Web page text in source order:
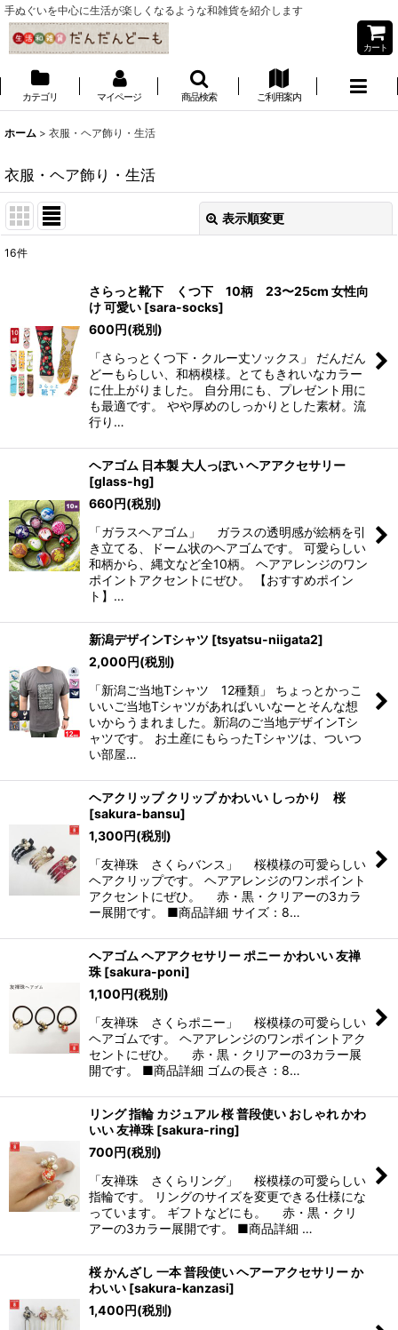
手ぬぐいを中心に生活が楽しくなるような和雑貨を紹介します
カート
カテゴリ マイページ 商品検索 ご利用案内
ホーム > 衣服・ヘア飾り・生活
衣服・ヘア飾り・生活
表示順変更
絞り込む
16件
さらっと靴下 くつ下 10柄 23〜25cm 女性向
け 可愛い [sara-socks]
600円(税別)
「さらっとくつ下・クルー丈ソックス」 だんだん
どーもらしい、和柄模様。とてもきれいなカラー
に仕上がりました。 自分用にも、プレゼント用に
も最適です。 やや厚めのしっかりとした素材。流
行り…
ヘアゴム 日本製 大人っぽい ヘアアクセサリー
[glass-hg]
660円(税別)
「ガラスヘアゴム」 ガラスの透明感が絵柄を引
き立てる、ドーム状のヘアゴムです。 可愛らしい
和柄から、縄文など全10柄。 ヘアアレンジのワン
ポイントアクセントにぜひ。 【おすすめポイン
ト】…
新潟デザインTシャツ [tsyatsu-niigata2]
2,000円(税別)
「新潟ご当地Tシャツ 12種類」 ちょっとかっこ
いいご当地Tシャツがあればいいなーとそんな想
いからうまれました。新潟のご当地デザインTシ
ャツです。 お土産にもらったTシャツは、ついつ
い部屋…
ヘアクリップ クリップ かわいい しっかり 桜
[sakura-bansu]
1,300円(税別)
「友禅珠 さくらバンス」 桜模様の可愛らしい
ヘアクリップです。 ヘアアレンジのワンポイント
アクセントにぜひ。 赤・黒・クリアーの3カラ
ー展開です。 ■商品詳細 サイズ：8…
ヘアゴム ヘアアクセサリー ポニー かわいい 友禅
珠 [sakura-poni]
1,100円(税別)
「友禅珠 さくらポニー」 桜模様の可愛らしい
ヘアゴムです。 ヘアアレンジのワンポイントアク
セントにぜひ。 赤・黒・クリアーの3カラー展
開です。 ■商品詳細 ゴムの長さ：8…
リング 指輪 カジュアル 桜 普段使い おしゃれ かわ
いい 友禅珠 [sakura-ring]
700円(税別)
「友禅珠 さくらリング」 桜模様の可愛らしい
指輪です。 リングのサイズを変更できる仕様にな
っています。 ギフトなどにも。 赤・黒・クリ
アーの3カラー展開です。 ■商品詳細 …
桜 かんざし 一本 普段使い ヘアーアクセサリー か
わいい [sakura-kanzasi]
1,400円(税別)